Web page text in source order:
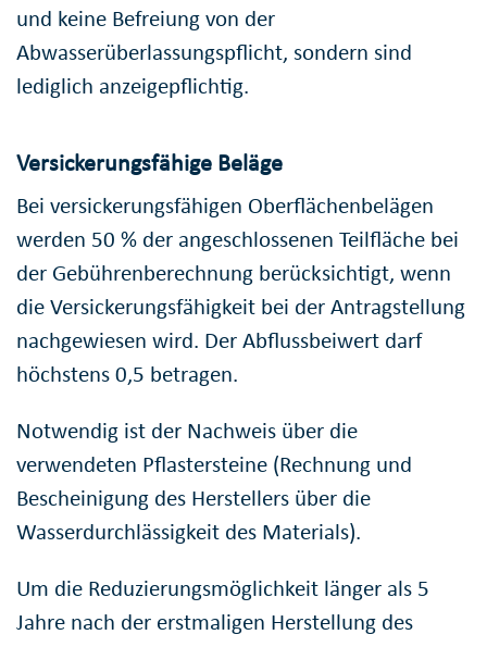
und keine Befreiung von der
Abwasserüberlassungspflicht, sondern sind
lediglich anzeigepflichtig.
Versickerungsfähige Beläge
Bei versickerungsfähigen Oberflächenbelägen
werden 50 % der angeschlossenen Teilfläche bei
der Gebührenberechnung berücksichtigt, wenn
die Versickerungsfähigkeit bei der Antragstellung
nachgewiesen wird. Der Abflussbeiwert darf
höchstens 0,5 betragen.
Notwendig ist der Nachweis über die
verwendeten Pflastersteine (Rechnung und
Bescheinigung des Herstellers über die
Wasserdurchlässigkeit des Materials).
Um die Reduzierungsmöglichkeit länger als 5
Jahre nach der erstmaligen Herstellung des